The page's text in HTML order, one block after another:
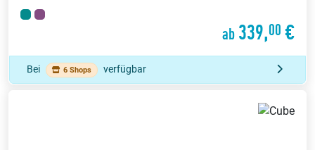
ab 339,00 €
Bei 6 Shops verfügbar